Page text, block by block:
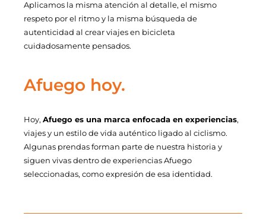
Aplicamos la misma atención al detalle, el mismo
respeto por el ritmo y la misma búsqueda de
autenticidad al crear viajes en bicicleta
cuidadosamente pensados.
Afuego hoy.
Hoy, Afuego es una marca enfocada en experiencias,
viajes y un estilo de vida auténtico ligado al ciclismo.
Algunas prendas forman parte de nuestra historia y
siguen vivas dentro de experiencias Afuego
seleccionadas, como expresión de esa identidad.